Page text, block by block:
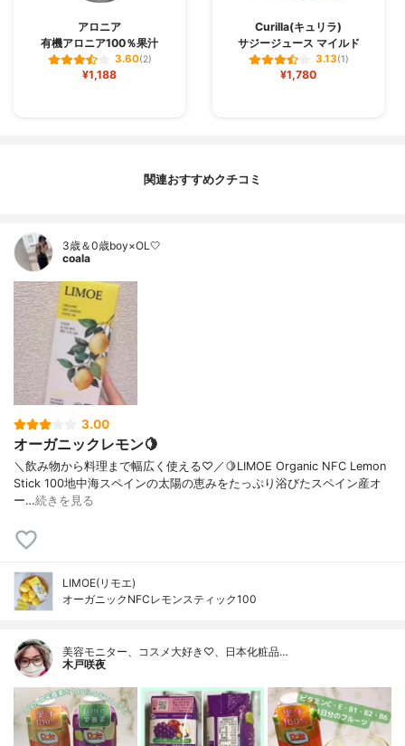
アロニア
有機アロニア100％果汁
3.60(2)
¥1,188
Curilla(キュリラ)
サジージュース マイルド
3.13(1)
¥1,780
関連おすすめクチコミ
3歳＆0歳boy×OL🤍
coala
3.00
オーガニックレモン🍋
＼飲み物から料理まで幅広く使える♡／🍋LIMOE Organic NFC Lemon
Stick 100地中海スペインの太陽の恵みをたっぷり浴びたスペイン産オ
ー…続きを見る
LIMOE(リモエ)
オーガニックNFCレモンスティック100
美容モニター、コスメ大好き♡、日本化粧品…
木戸咲夜